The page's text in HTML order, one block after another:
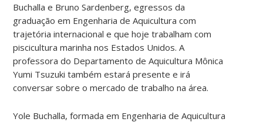
Buchalla e Bruno Sardenberg, egressos da
graduação em Engenharia de Aquicultura com
trajetória internacional e que hoje trabalham com
piscicultura marinha nos Estados Unidos. A
professora do Departamento de Aquicultura Mônica
Yumi Tsuzuki também estará presente e irá
conversar sobre o mercado de trabalho na área.
Yole Buchalla, formada em Engenharia de Aquicultura